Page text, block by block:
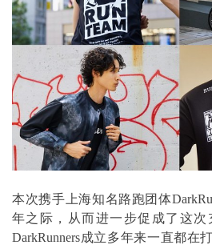
本次携手上海知名路跑团体
年之际，从而进一步促成了这次
DarkRunners成立多年来一直都在